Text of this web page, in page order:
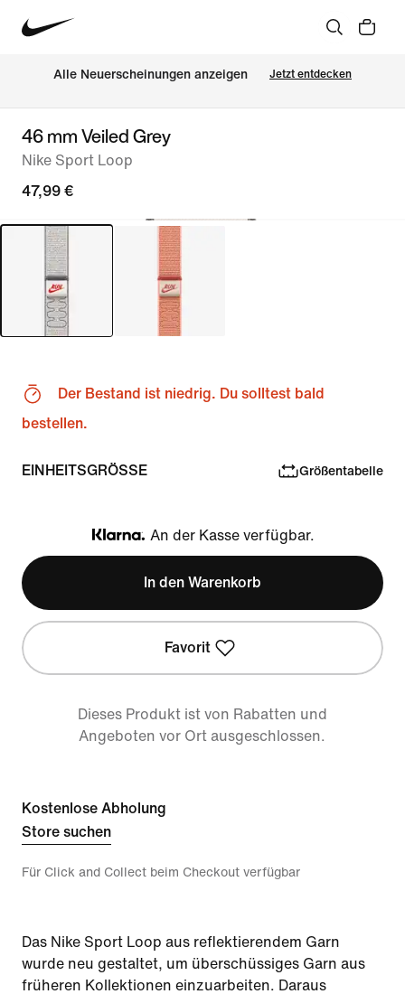
Alle Neuerscheinungen anzeigen Jetzt entdecken
46 mm Veiled Grey
Nike Sport Loop
47,99 €
Der Bestand ist niedrig. Du solltest bald
bestellen.
EINHEITSGRÖSSE Größentabelle
Klarna
An der Kasse verfügbar.
In den Warenkorb
Favorit
Dieses Produkt ist von Rabatten und
Angeboten vor Ort ausgeschlossen.
Kostenlose Abholung
Store suchen
Für Click and Collect beim Checkout verfügbar
Das Nike Sport Loop aus reflektierendem Garn
wurde neu gestaltet, um überschüssiges Garn aus
früheren Kollektionen einzuarbeiten. Daraus